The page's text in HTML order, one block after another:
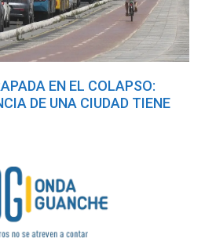
EN EL COLAPSO:
DE UNA CIUDAD TIENE